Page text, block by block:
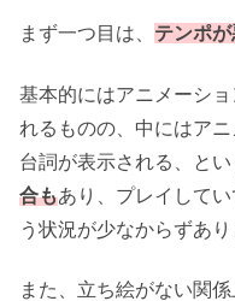
まず一つ目は、 テンポ
基本的にはアニメーシ
れるものの、中にはア
台詞が表示される、とい
合もあり、プレイしてい
う状況が少なからずあり
また、立ち絵がない関